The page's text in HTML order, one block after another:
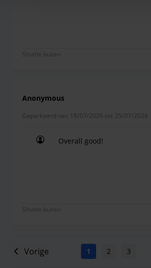
Shuttle buiten
Anonymous
Geparkeerd van 18/07/2026 tot 25/07/2026
Overall good!
Shuttle buiten
Vorige 1 2 3